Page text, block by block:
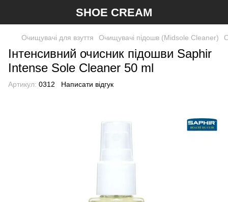
SHOE CREAM
Очищувачі для взуття Очищувачі підошв (Midsole Cleaner)
Інтенсивний очисник підошви Saphir
Intense Sole Cleaner 50 ml
Артикул: 0312 Написати відгук